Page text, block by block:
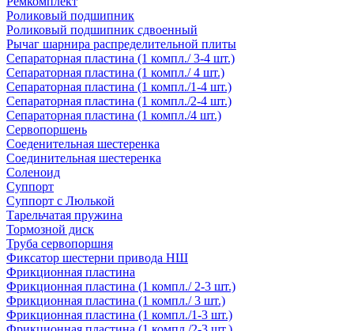
Роликовый подшипник
Роликовый подшипник сдвоенный
Рычаг шарнира распределительной плиты
Сепараторная пластина (1 компл./ 3-4 шт.)
Сепараторная пластина (1 компл./ 4 шт.)
Сепараторная пластина (1 компл./1-4 шт.)
Сепараторная пластина (1 компл./2-4 шт.)
Сепараторная пластина (1 компл./4 шт.)
Сервопоршень
Соеденительная шестеренка
Соединительная шестеренка
Соленоид
Суппорт
Суппорт с Люлькой
Тарельчатая пружина
Тормозной диск
Труба сервопоршня
Фиксатор шестерни привода НШ
Фрикционная пластина
Фрикционная пластина (1 компл./ 2-3 шт.)
Фрикционная пластина (1 компл./ 3 шт.)
Фрикционная пластина (1 компл./1-3 шт.)